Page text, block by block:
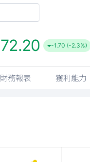
72.20 -1.70 (-2.3%)
財務報表 獲利能力